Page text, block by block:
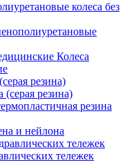
колеса без
Колеса
резина)
резина)
резина
и нейлона
тележек